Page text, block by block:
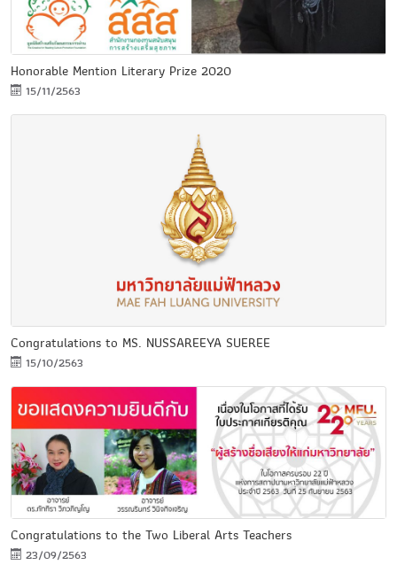
Honorable Mention Literary Prize 2020
15/11/2563
Congratulations to MS. NUSSAREEYA SUEREE
15/10/2563
Congratulations to the Two Liberal Arts Teachers
23/09/2563